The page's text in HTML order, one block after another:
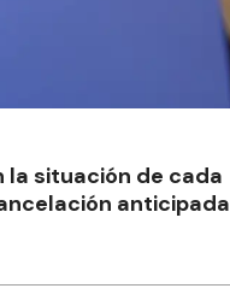
la situación de cada
anticipada